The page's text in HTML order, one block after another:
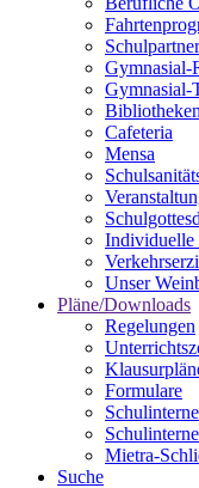
Gymnasial-
Gymnasial-
Bibliotheken
Cafeteria
Mensa
Individuelle
Unser
Pläne/Downloads
Regelungen
Formulare
Mietra-
Suche